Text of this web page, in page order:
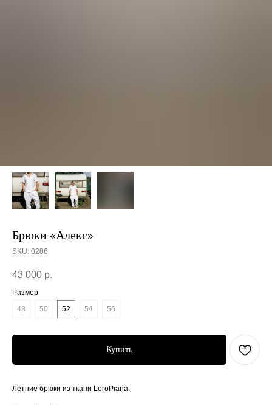
Брюки «Алекс»
SKU: 0206
43 000 р.
Размер
48
50 52 54 56
Купить
Летние брюки из ткани LoroPiana.